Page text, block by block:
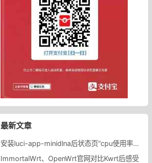
最新文章
安装luci-app-minidlna后状态页“cpu使用率“显示虚高，排除过程记录。
ImmortalWrt、OpenWrt官网对比Kwrt后感受